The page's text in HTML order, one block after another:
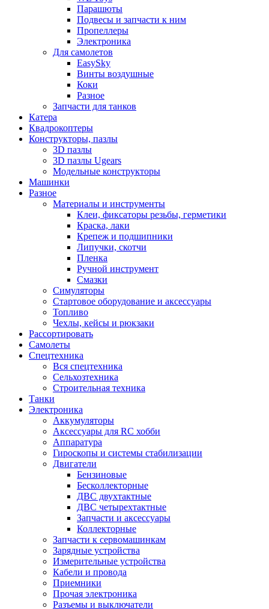
Парашюты
Подвесы и запчасти к ним
Пропеллеры
Электроника
Для самолетов
EasySky
Винты воздушные
Коки
Разное
Запчасти для танков
Катера
Квадрокоптеры
Конструкторы, пазлы
3D пазлы
3D пазлы Ugears
Модельные конструкторы
Машинки
Разное
Материалы и инструменты
Клеи, фиксаторы резьбы, герметики
Краска, лаки
Крепеж и подшипники
Липучки, скотчи
Пленка
Ручной инструмент
Смазки
Симуляторы
Стартовое оборудование и аксессуары
Топливо
Чехлы, кейсы и рюкзаки
Рассортировать
Самолеты
Спецтехника
Вся спецтехника
Сельхозтехника
Строительная техника
Танки
Электроника
Аккумуляторы
Аксессуары для RC хобби
Аппаратура
Гироскопы и системы стабилизации
Двигатели
Бензиновые
Бесколлекторные
ДВС двухтактные
ДВС четырехтактные
Запчасти и аксессуары
Коллекторные
Запчасти к сервомашинкам
Зарядные устройства
Измерительные устройства
Кабели и провода
Приемники
Прочая электроника
Разъемы и выключатели